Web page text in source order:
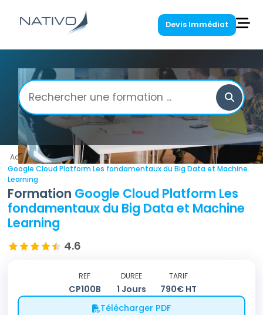
Devis Immédiat
Accueil / Google Cloud /
Google Cloud Platform Les fondamentaux du Big Data et Machine
Learning
Formation Google Cloud Platform Les
fondamentaux du Big Data et Machine
Learning
4.6
REF
CP100B
DUREE
1 Jours
TARIF
790€ HT
Télécharger PDF